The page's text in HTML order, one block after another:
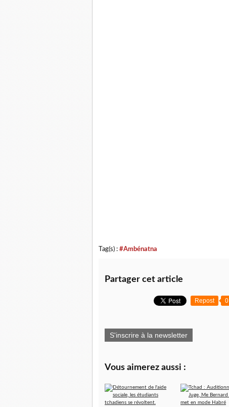
Tag(s) : #Ambénatna
Partager cet article
Repost 0
S'inscrire à la newsletter
Vous aimerez aussi :